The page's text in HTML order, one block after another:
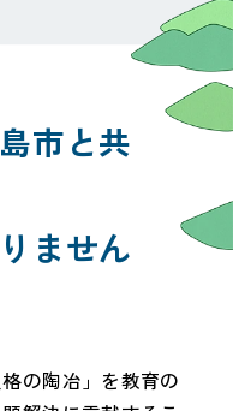
市と共
ません
の陶冶」を教育の